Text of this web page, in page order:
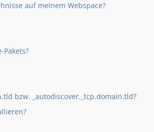
auf meinem Webspace?
bzw. _autodiscover._tcp.domain.tld?